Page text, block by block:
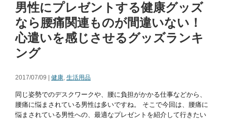
男性にプレゼントする健康グッズ
なら腰痛関連ものが間違いない！
心遣いを感じさせるグッズランキ
ング
2017/07/09 | 健康, 生活用品
同じ姿勢でのデスクワークや、腰に負担がかかる仕事などから、
腰痛に悩まされている男性は多いですね。 そこで今回は、腰痛に
悩まされている男性への、最適なプレゼントを紹介して行きたい